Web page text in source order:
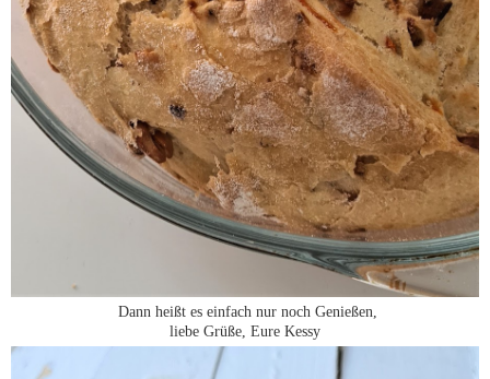
Dann heißt es einfach nur noch Genießen,
liebe Grüße, Eure Kessy